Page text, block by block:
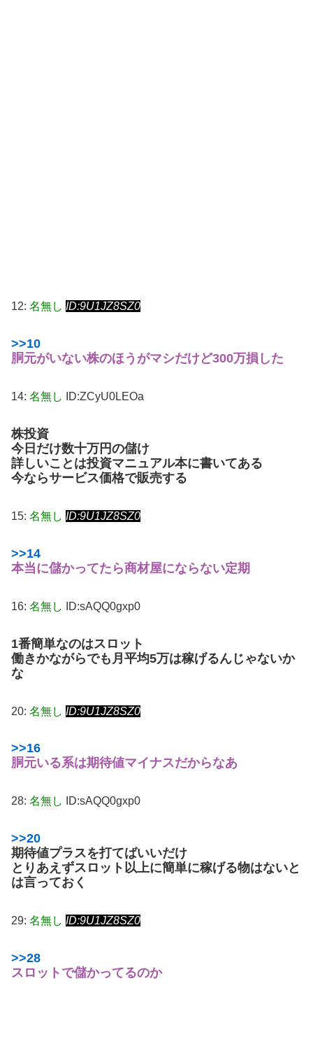
12: 名無し ID:9U1JZ8SZ0
>>10
胴元がいない株のほうがマシだけど300万損した
14: 名無し ID:ZCyU0LEOa
株投資
今日だけ数十万円の儲け
詳しいことは投資マニュアル本に書いてある
今ならサービス価格で販売する
15: 名無し ID:9U1JZ8SZ0
>>14
本当に儲かってたら商材屋にならない定期
16: 名無し ID:sAQQ0gxp0
1番簡単なのはスロット
働きかながらでも月平均5万は稼げるんじゃないか
な
20: 名無し ID:9U1JZ8SZ0
>>16
胴元いる系は期待値マイナスだからなあ
28: 名無し ID:sAQQ0gxp0
>>20
期待値プラスを打てばいいだけ
とりあえずスロット以上に簡単に稼げる物はないと
は言っておく
29: 名無し ID:9U1JZ8SZ0
>>28
スロットで儲かってるのか